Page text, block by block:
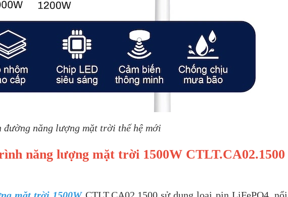
đường năng lượng mặt trời thế hệ mới
năng lượng mặt trời 1500W CTLT.CA02.1500